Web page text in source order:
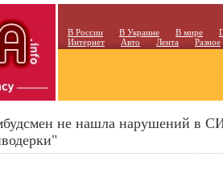
В России В Украине В мире
Интернет
Авто Лента Разное
не нашла нарушений в